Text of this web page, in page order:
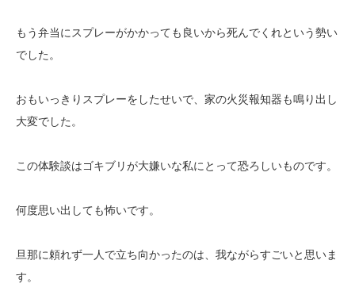
もう弁当にスプレーがかかっても良いから死んでくれという勢い
でした。
おもいっきりスプレーをしたせいで、家の火災報知器も鳴り出し
大変でした。
この体験談はゴキブリが大嫌いな私にとって恐ろしいものです。
何度思い出しても怖いです。
旦那に頼れず一人で立ち向かったのは、我ながらすごいと思いま
す。